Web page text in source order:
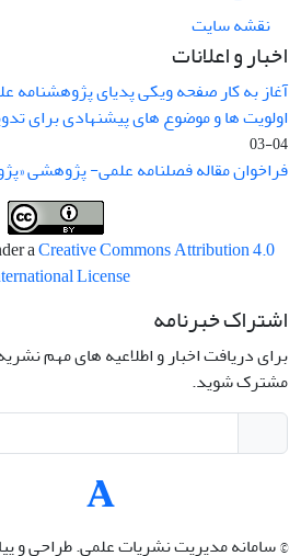
نقشه سایت
اخبار و اعلانات
آغاز به کار صفحه ویکی پدیای پژوهشنامه
اولویت ها و موضوع های پیشنهادی برای
04-03
فراخوان مقاله فصلنامه علمی- پژوهشی
aCreative Commons Attribution 4.0
License
اشتراک خبرنامه
برای دریافت اخبار و اطلاعیه های مهم
مشترک شوید.
© سامانه مدیریت نشریات علمی.طراحی و